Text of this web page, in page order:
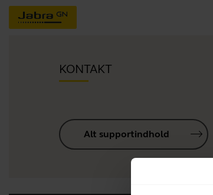
KONTAKT
Alt supportindhold